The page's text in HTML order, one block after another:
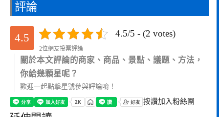
評論
4.5 4.5/5 - (2 votes)
2位網友投票評論
關於本文評論的商家、商品、景點、議題、方法，
你給幾顆星呢？
歡迎一起點擊星號參與評論唷！
按讚加入粉絲團